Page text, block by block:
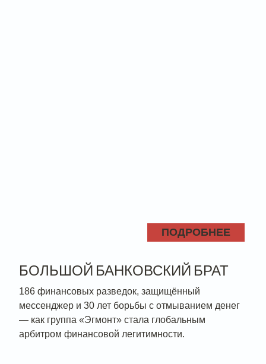
ПОДРОБНЕЕ
БОЛЬШОЙ БАНКОВСКИЙ БРАТ
186 финансовых разведок, защищённый
мессенджер и 30 лет борьбы с отмыванием денег
— как группа «Эгмонт» стала глобальным
арбитром финансовой легитимности.